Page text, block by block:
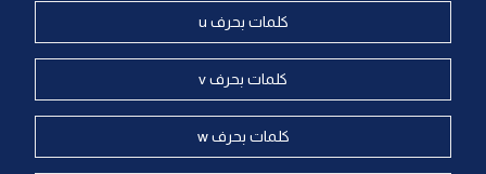
كلمات بحرف u
كلمات بحرف v
كلمات بحرف w